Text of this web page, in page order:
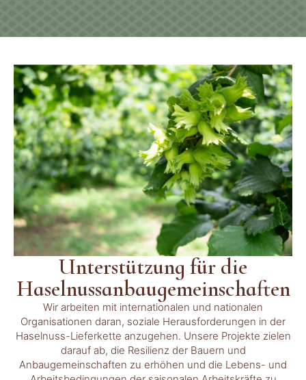
Unterstützung für die
Haselnussanbaugemeinschaften
Wir arbeiten mit internationalen und nationalen
Organisationen daran, soziale Herausforderungen in der
Haselnuss-Lieferkette anzugehen. Unsere Projekte zielen
darauf ab, die Resilienz der Bauern und
Anbaugemeinschaften zu erhöhen und die Lebens- und